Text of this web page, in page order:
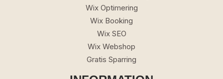
Wix Optimering
Wix Booking
Wix SEO
Wix Webshop
Gratis Sparring